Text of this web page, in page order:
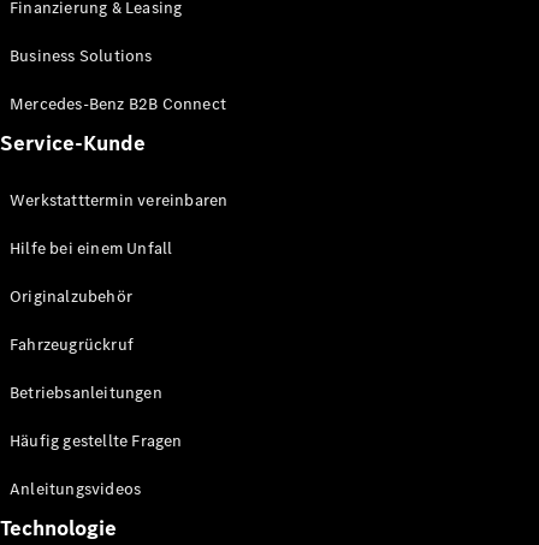
Mercedes-
MPV
EQV
V-Klasse
Finanzierung & Leasing
Business Solutions
Mercedes-Benz B2B Connect
Service-Kunde
Werkstatttermin vereinbaren
Hilfe bei einem Unfall
Originalzubehör
Fahrzeugrückruf
Betriebsanleitungen
Häufig gestellte Fragen
Anleitungsvideos
Technologie